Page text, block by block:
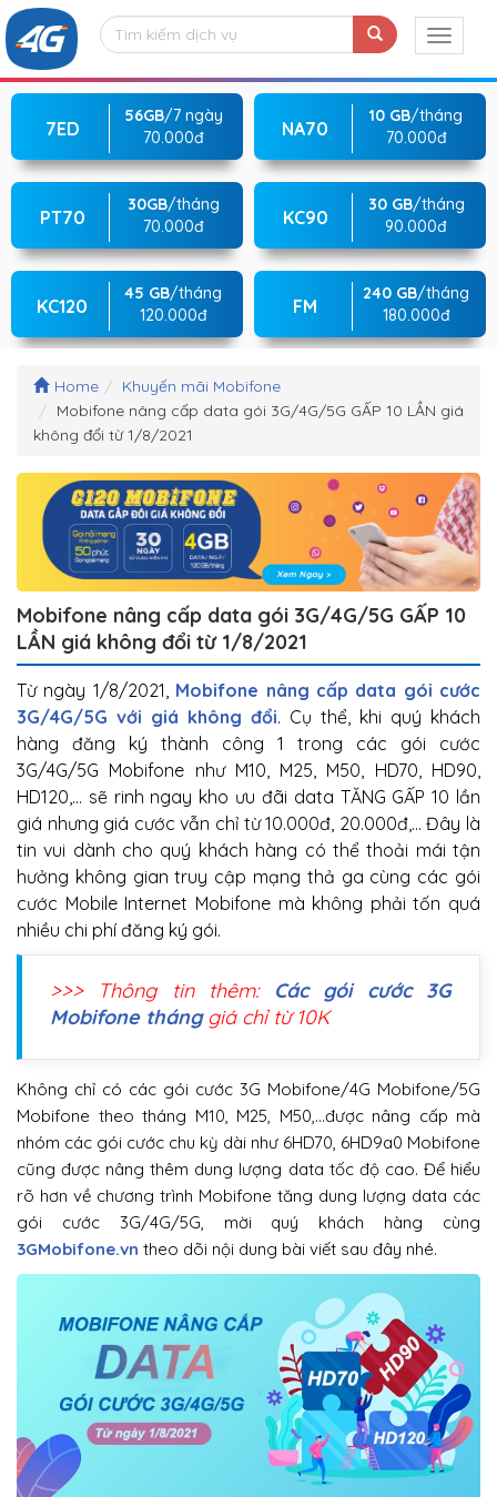
7ED
56GB/7 ngày
70.000đ
NA70
10 GB/tháng
70.000đ
PT70
30GB/tháng
70.000đ
KC90
30 GB/tháng
90.000đ
KC120
45 GB/tháng
120.000đ
FM
240 GB/tháng
180.000đ
Home
Khuyến mãi Mobifone
Mobifone nâng cấp data gói 3G/4G/5G GẤP 10 LẦN giá
không đổi từ 1/8/2021
Mobifone nâng cấp data gói 3G/4G/5G GẤP 10
LẦN giá không đổi từ 1/8/2021
Từ ngày 1/8/2021, Mobifone nâng cấp data gói cước
3G/4G/5G với giá không đổi. Cụ thể, khi quý khách
hàng đăng ký thành công 1 trong các gói cước
3G/4G/5G Mobifone như M10, M25, M50, HD70, HD90,
HD120,… sẽ rinh ngay kho ưu đãi data TĂNG GẤP 10 lần
giá nhưng giá cước vẫn chỉ từ 10.000đ, 20.000đ,… Đây là
tin vui dành cho quý khách hàng có thể thoải mái tận
hưởng không gian truy cập mạng thả ga cùng các gói
cước Mobile Internet Mobifone mà không phải tốn quá
nhiều chi phí đăng ký gói.
>>> Thông tin thêm: Các gói cước 3G
Mobifone thánggiá chỉ từ 10K
Không chỉ có các gói cước 3G Mobifone/4G Mobifone/5G
Mobifone theo tháng M10, M25, M50,…được nâng cấp mà
nhóm các gói cước chu kỳ dài như 6HD70, 6HD9a0 Mobifone
cũng được nâng thêm dung lượng data tốc độ cao. Để hiểu
rõ hơn về chương trình Mobifone tăng dung lượng data các
gói cước 3G/4G/5G, mời quý khách hàng cùng
3GMobifone.vn theo dõi nội dung bài viết sau đây nhé.